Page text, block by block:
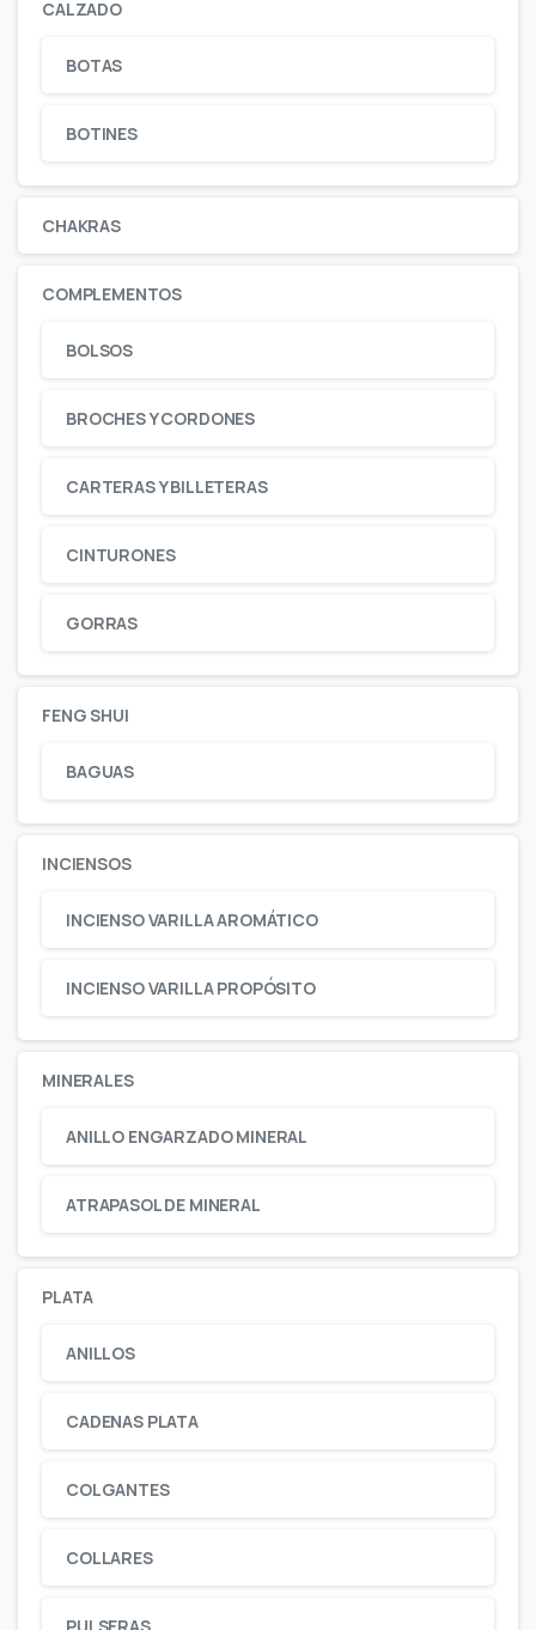
CALZADO
BOTAS
BOTINES
CHAKRAS
COMPLEMENTOS
BOLSOS
BROCHES Y CORDONES
CARTERAS Y BILLETERAS
CINTURONES
GORRAS
FENG SHUI
BAGUAS
INCIENSOS
INCIENSO VARILLA AROMÁTICO
INCIENSO VARILLA PROPÓSITO
MINERALES
ANILLO ENGARZADO MINERAL
ATRAPASOL DE MINERAL
PLATA
ANILLOS
CADENAS PLATA
COLGANTES
COLLARES
PULSERAS